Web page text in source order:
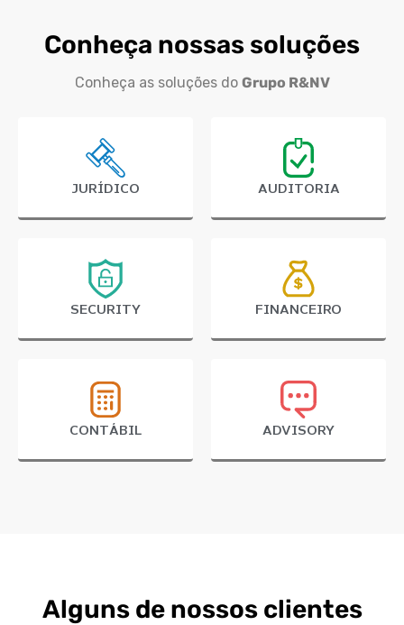
Conheça nossas soluções
Conheça as soluções do Grupo R&NV
JURÍDICO AUDITORIA
SECURITY FINANCEIRO
CONTÁBIL ADVISORY
Alguns de nossos clientes